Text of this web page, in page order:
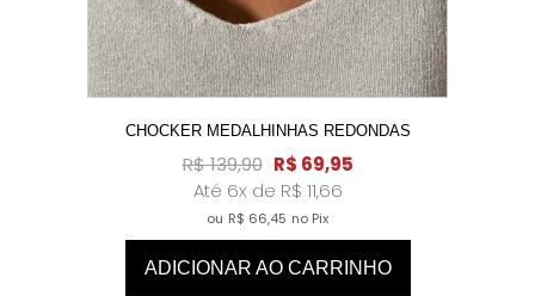
CHOCKER MEDALHINHAS REDONDAS
R$139,90 R$ 69,95
Até 6x de R$ 11,66
ou R$ 66,45 no Pix
ADICIONAR AO CARRINHO